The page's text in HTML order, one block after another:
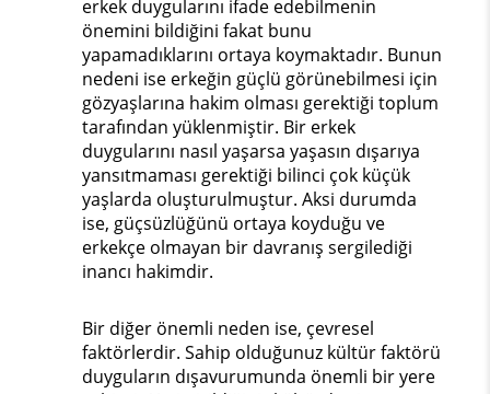
erkek duygularını ifade edebilmenin
önemini bildiğini fakat bunu
yapamadıklarını ortaya koymaktadır. Bunun
nedeni ise erkeğin güçlü görünebilmesi için
gözyaşlarına hakim olması gerektiği toplum
tarafından yüklenmiştir. Bir erkek
duygularını nasıl yaşarsa yaşasın dışarıya
yansıtmaması gerektiği bilinci çok küçük
yaşlarda oluşturulmuştur. Aksi durumda
ise, güçsüzlüğünü ortaya koyduğu ve
erkekçe olmayan bir davranış sergilediği
inancı hakimdir.
Bir diğer önemli neden ise, çevresel
faktörlerdir. Sahip olduğunuz kültür faktörü
duyguların dışavurumunda önemli bir yere